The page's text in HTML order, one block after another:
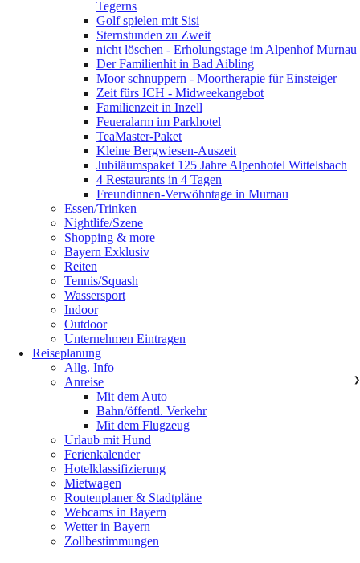
Tegerns
Golf spielen mit Sisi
Sternstunden zu Zweit
nicht löschen - Erholungstage im Alpenhof Murnau
Der Familienhit in Bad Aibling
Moor schnuppern - Moortherapie für Einsteiger
Zeit fürs ICH - Midweekangebot
Familienzeit in Inzell
Feueralarm im Parkhotel
TeaMaster-Paket
Kleine Bergwiesen-Auszeit
Jubiläumspaket 125 Jahre Alpenhotel Wittelsbach
4 Restaurants in 4 Tagen
Freundinnen-Verwöhntage in Murnau
Essen/Trinken
Nightlife/Szene
Shopping & more
Bayern Exklusiv
Reiten
Tennis/Squash
Wassersport
Indoor
Outdoor
Unternehmen Eintragen
Reiseplanung
Allg. Info
Anreise
❯
Mit dem Auto
Bahn/öffentl. Verkehr
Mit dem Flugzeug
Urlaub mit Hund
Ferienkalender
Hotelklassifizierung
Mietwagen
Routenplaner & Stadtpläne
Webcams in Bayern
Wetter in Bayern
Zollbestimmungen